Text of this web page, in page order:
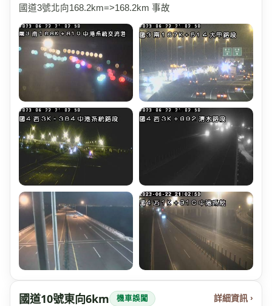
國道3號北向168.2km=>168.2km 事故
國道10號東向6km 機車誤闖 詳細資訊 ›